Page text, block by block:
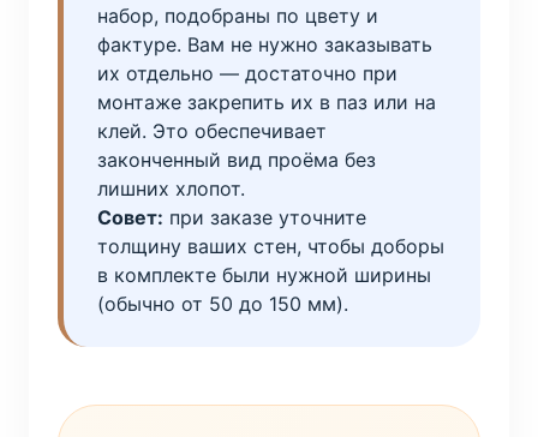
набор, подобраны по цвету и
фактуре. Вам не нужно заказывать
их отдельно — достаточно при
монтаже закрепить их в паз или на
клей. Это обеспечивает
законченный вид проёма без
лишних хлопот.
Совет: при заказе уточните
толщину ваших стен, чтобы доборы
в комплекте были нужной ширины
(обычно от 50 до 150 мм).